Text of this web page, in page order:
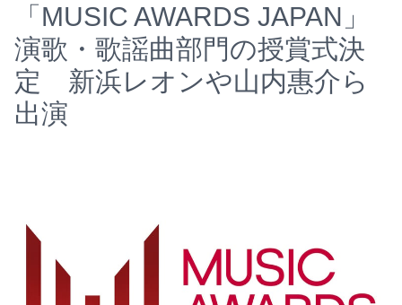
「MUSIC AWARDS JAPAN」
演歌・歌謡曲部門の授賞式決
定 新浜レオンや山内惠介ら
出演